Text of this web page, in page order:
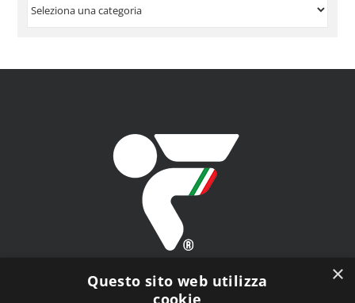
×
Questo sito web utilizza
cookie